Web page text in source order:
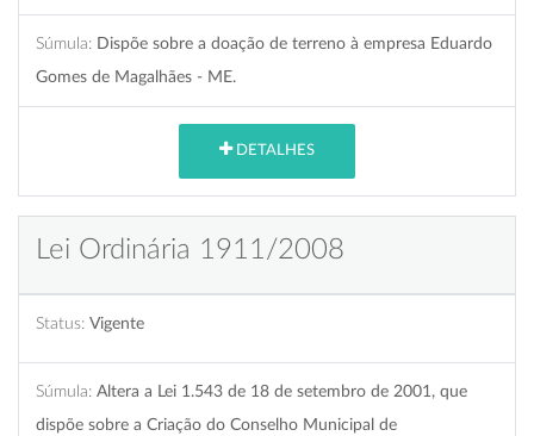
Súmula: Dispõe sobre a doação de terreno à empresa Eduardo
Gomes de Magalhães - ME.
DETALHES
Lei Ordinária 1911/2008
Status: Vigente
Súmula: Altera a Lei 1.543 de 18 de setembro de 2001, que
dispõe sobre a Criação do Conselho Municipal de